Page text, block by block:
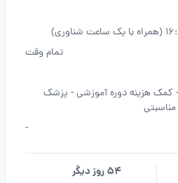
تمام وقت
کمک هزینه دوره آموزشی - پزشک
-
54 روز دیگر